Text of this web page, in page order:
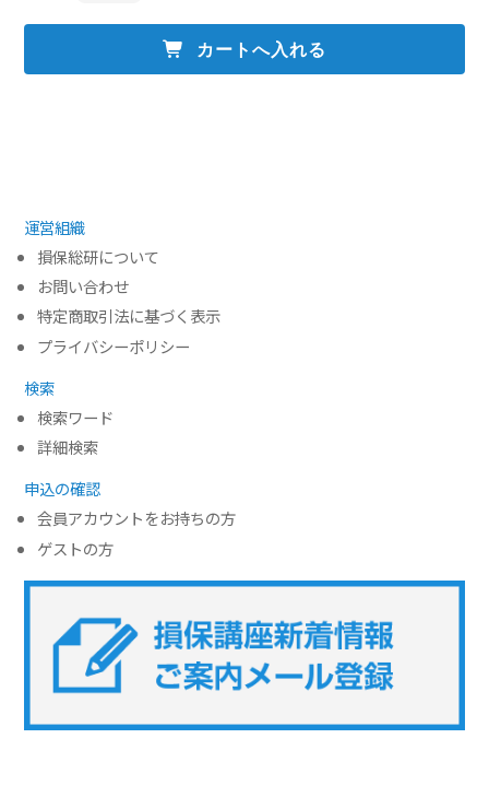
貴社のお申込み方法に従っ
運営組織
損保総研について
お問い合わせ
特定商取引法に基づく表示
プライバシーポリシー
検索
検索ワード
詳細検索
申込の確認
会員アカウントをお持ちの方
ゲストの方